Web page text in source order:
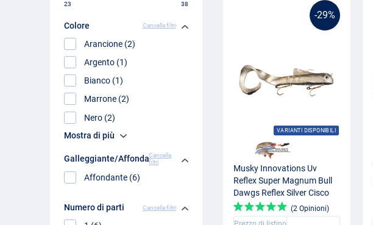
23 38
Colore Cancella filtri
Arancione (2)
Argento (1)
Bianco (1)
Marrone (2)
Nero (2)
Mostra di più
Galleggiante/Affondante
Cancella
filtri
Affondante (6)
Numero di parti Cancella filtri
-29%
VARIANTI DISPONIBILI
Musky Innovations Uv
Reflex Super Magnum Bull
Dawgs Reflex Silver Cisco
(2 Opinioni)